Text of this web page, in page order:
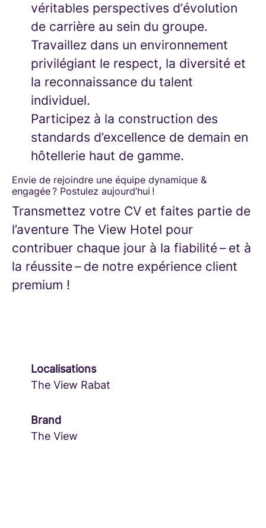
véritables perspectives d’évolution
de carrière au sein du groupe.
Travaillez dans un environnement
privilégiant le respect, la diversité et
la reconnaissance du talent
individuel.
Participez à la construction des
standards d’excellence de demain en
hôtellerie haut de gamme.
Envie de rejoindre une équipe dynamique &
engagée ? Postulez aujourd’hui !
Transmettez votre CV et faites partie de
l’aventure The View Hotel pour
contribuer chaque jour à la fiabilité – et à
la réussite – de notre expérience client
premium !
Localisations
The View Rabat
Brand
The View